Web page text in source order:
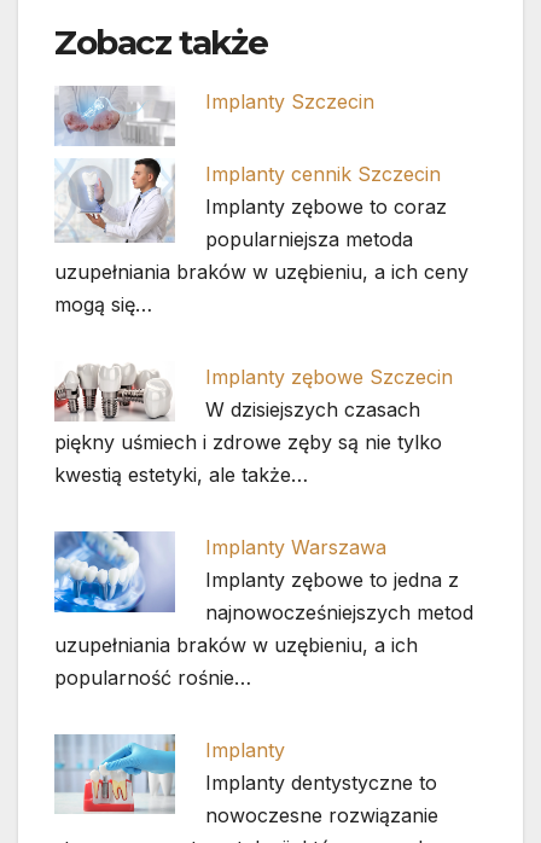
Zobacz także
Implanty Szczecin
Implanty cennik Szczecin
Implanty zębowe to coraz
popularniejsza metoda
uzupełniania braków w uzębieniu, a ich ceny
mogą się…
Implanty zębowe Szczecin
W dzisiejszych czasach
piękny uśmiech i zdrowe zęby są nie tylko
kwestią estetyki, ale także…
Implanty Warszawa
Implanty zębowe to jedna z
najnowocześniejszych metod
uzupełniania braków w uzębieniu, a ich
popularność rośnie…
Implanty
Implanty dentystyczne to
nowoczesne rozwiązanie